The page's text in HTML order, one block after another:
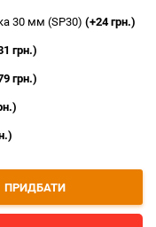
30 мм (SP30) (+24 грн.)
грн.)
грн.)
ПРИДБАТИ